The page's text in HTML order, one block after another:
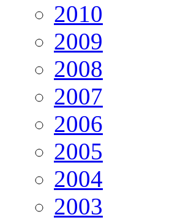
2010
2009
2008
2007
2006
2005
2004
2003